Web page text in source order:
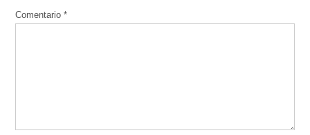
Comentario*